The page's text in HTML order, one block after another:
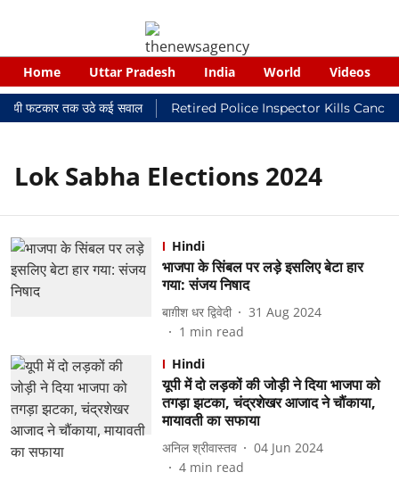
Home Uttar Pradesh India World Videos
फटकार तक उठे कई सवाल Retired Police Inspector Kills
Lok Sabha Elections 2024
Hindi
भाजपा के सिंबल पर लड़े इसलिए बेटा हार
गया: संजय निषाद
बाग़ीश धर द्विवेदी
31 Aug 2024
1 min read
Hindi
यूपी में दो लड़कों की जोड़ी ने दिया भाजपा को
तगड़ा झटका, चंद्रशेखर आजाद ने चौंकाया,
मायावती का सफाया
अनिल श्रीवास्तव
04 Jun 2024
4 min read